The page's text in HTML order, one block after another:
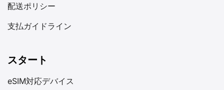
配送ポリシー
支払ガイドライン
スタート
eSIM対応デバイス